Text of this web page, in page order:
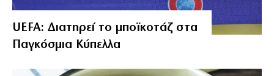
UEFA: Διατηρεί το μποϊκοτάζ στα
Παγκόσμια Κύπελλα